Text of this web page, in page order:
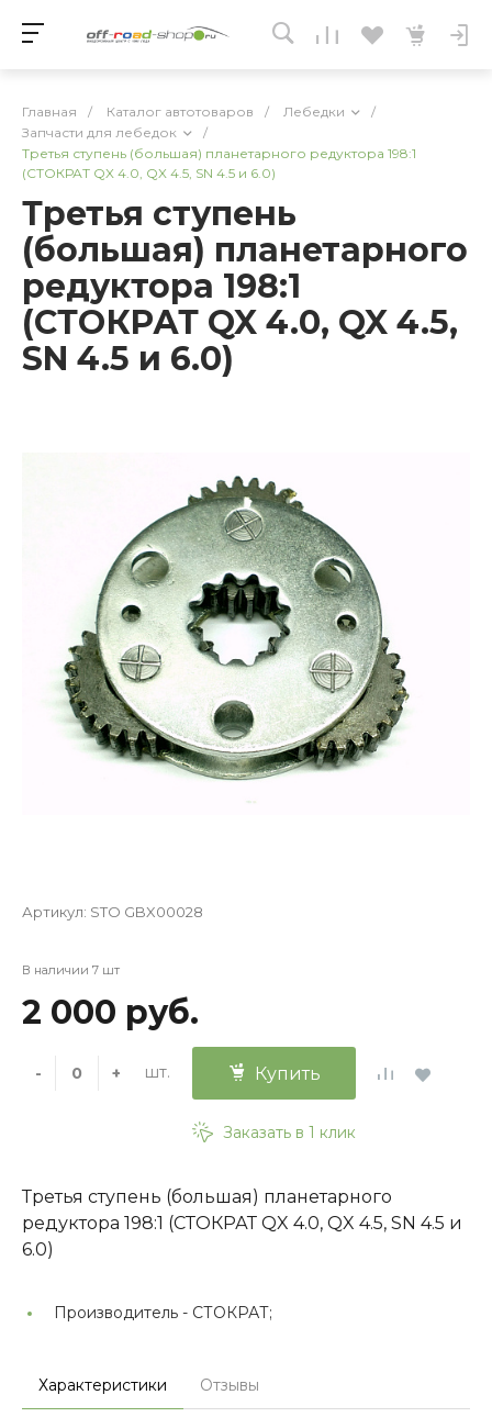
Главная / Каталог автотоваров / Лебедки
/
Запчасти для лебедок
/
Третья ступень (большая) планетарного редуктора 198:1
(СТОКРАТ QX 4.0, QX 4.5, SN 4.5 и 6.0)
Третья ступень
(большая) планетарного
редуктора 198:1
(СТОКРАТ QX 4.0, QX 4.5,
SN 4.5 и 6.0)
Артикул: STO GBX00028
В наличии 7 шт
2 000 руб.
- + шт. Купить
Заказать в 1 клик
Третья ступень (большая) планетарного
редуктора 198:1 (СТОКРАТ QX 4.0, QX 4.5, SN 4.5 и
6.0)
Производитель - СТОКРАТ;
Характеристики Отзывы